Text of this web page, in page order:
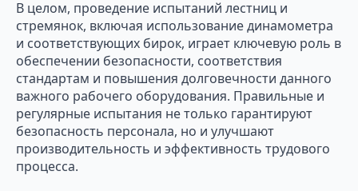
В целом, проведение испытаний лестниц и
стремянок, включая использование динамометра
и соответствующих бирок, играет ключевую роль в
обеспечении безопасности, соответствия
стандартам и повышения долговечности данного
важного рабочего оборудования. Правильные и
регулярные испытания не только гарантируют
безопасность персонала, но и улучшают
производительность и эффективность трудового
процесса.